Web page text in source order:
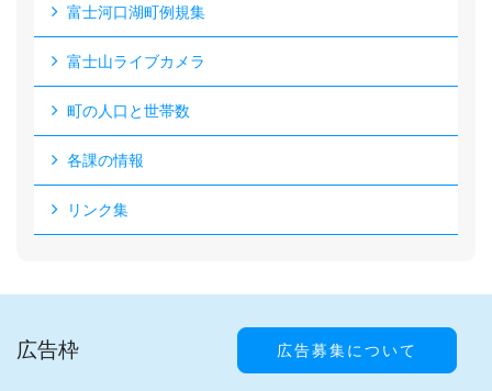
富士河口湖町例規集
富士山ライブカメラ
町の人口と世帯数
各課の情報
リンク集
広告枠 広告募集について